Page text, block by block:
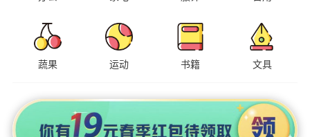
蔬果 运动 书籍 文具